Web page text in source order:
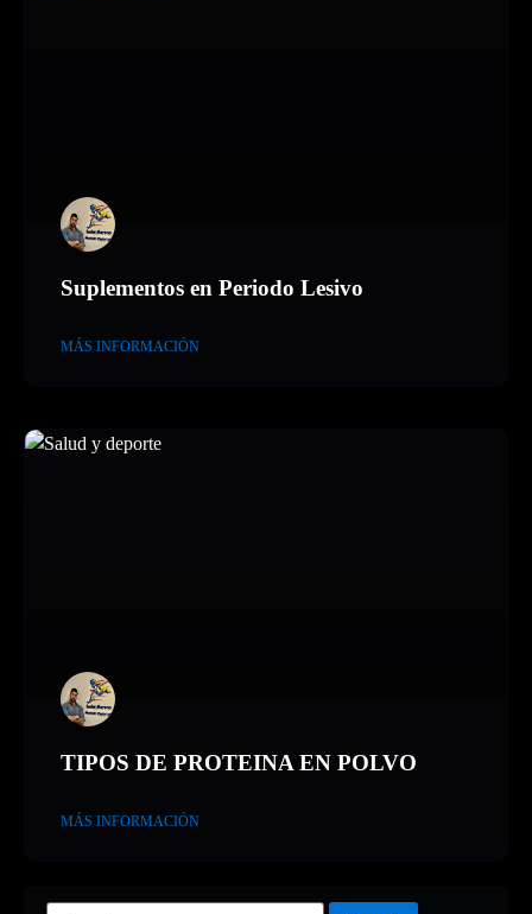
Suplementos en Periodo Lesivo
MÁS INFORMACIÓN
TIPOS DE PROTEINA EN POLVO
MÁS INFORMACIÓN